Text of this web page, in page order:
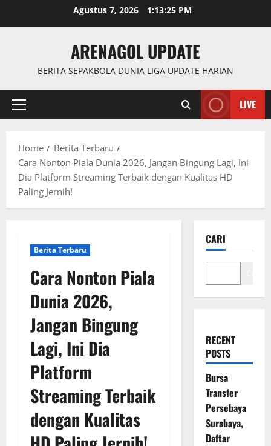
Agustus 7, 2026 1:13:25 PM
ARENAGOL UPDATE
BERITA SEPAKBOLA DUNIA LIGA UPDATE HARIAN
Primary
LIVE
Home
Berita Terbaru
Cara Nonton Piala Dunia 2026, Jangan Bingung Lagi, Ini
Dia Platform Streaming Terbaik dengan Kualitas HD
Paling Jernih!
Berita Terbaru
Cara Nonton Piala
Dunia 2026,
Jangan Bingung
Lagi, Ini Dia
Platform
Streaming Terbaik
dengan Kualitas
CARI
RECENT
POSTS
Bursa
Transfer
Persebaya
Surabaya,
Daftar